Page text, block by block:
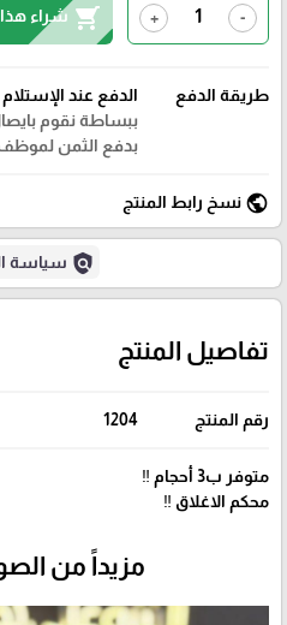
-
+
shopping_cart شراء هذا
طريقة الدفع
الدفع عند الإستلام
ببساطة نقوم
بدفع الثمن
public نسخ رابط المنتج
policy سياسة
تفاصيل المنتج
رقم المنتج 1204
متوفر ب3 أحجام ‼️
محكم الاغلاق ‼️
مزيداً من